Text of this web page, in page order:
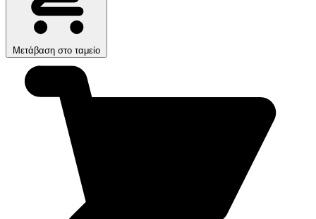
Μετάβαση στο ταμείο